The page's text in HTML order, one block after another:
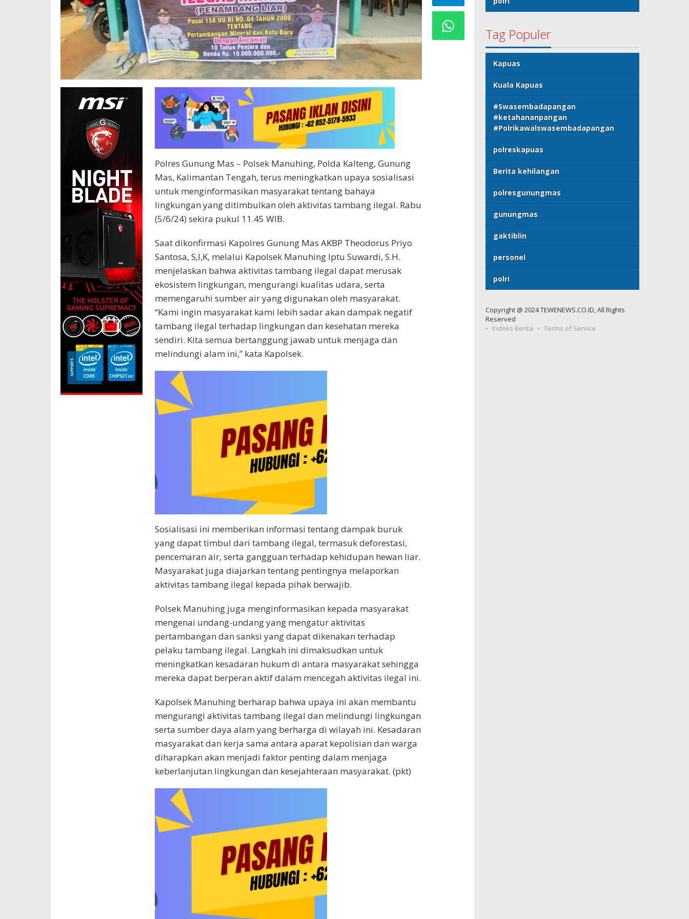
Polres Gunung Mas – Polsek Manuhing, Polda Kalteng, Gunung
Mas, Kalimantan Tengah, terus meningkatkan upaya sosialisasi
untuk menginformasikan masyarakat tentang bahaya
lingkungan yang ditimbulkan oleh aktivitas tambang ilegal. Rabu
(5/6/24) sekira pukul 11.45 WIB.
Saat dikonfirmasi Kapolres Gunung Mas AKBP Theodorus Priyo
Santosa, S,I,K, melalui Kapolsek Manuhing Iptu Suwardi, S.H.
menjelaskan bahwa aktivitas tambang ilegal dapat merusak
ekosistem lingkungan, mengurangi kualitas udara, serta
memengaruhi sumber air yang digunakan oleh masyarakat.
“Kami ingin masyarakat kami lebih sadar akan dampak negatif
tambang ilegal terhadap lingkungan dan kesehatan mereka
sendiri. Kita semua bertanggung jawab untuk menjaga dan
melindungi alam ini,” kata Kapolsek.
Sosialisasi ini memberikan informasi tentang dampak buruk
yang dapat timbul dari tambang ilegal, termasuk deforestasi,
pencemaran air, serta gangguan terhadap kehidupan hewan liar.
Masyarakat juga diajarkan tentang pentingnya melaporkan
aktivitas tambang ilegal kepada pihak berwajib.
Polsek Manuhing juga menginformasikan kepada masyarakat
mengenai undang-undang yang mengatur aktivitas
pertambangan dan sanksi yang dapat dikenakan terhadap
pelaku tambang ilegal. Langkah ini dimaksudkan untuk
meningkatkan kesadaran hukum di antara masyarakat sehingga
mereka dapat berperan aktif dalam mencegah aktivitas ilegal ini.
Kapolsek Manuhing berharap bahwa upaya ini akan membantu
mengurangi aktivitas tambang ilegal dan melindungi lingkungan
serta sumber daya alam yang berharga di wilayah ini. Kesadaran
masyarakat dan kerja sama antara aparat kepolisian dan warga
diharapkan akan menjadi faktor penting dalam menjaga
keberlanjutan lingkungan dan kesejahteraan masyarakat. (pkt)
Tag Populer
Kapuas
Kuala Kapuas
#Swasembadapangan
#ketahananpangan
#Polrikawalswasembadapangan
polreskapuas
Berita kehilangan
polresgunungmas
gunungmas
gaktiblin
personel
polri
Copyright @ 2024 TEWENEWS.CO.ID, All Rights
Reserved
Indeks Berita
Terms of Service